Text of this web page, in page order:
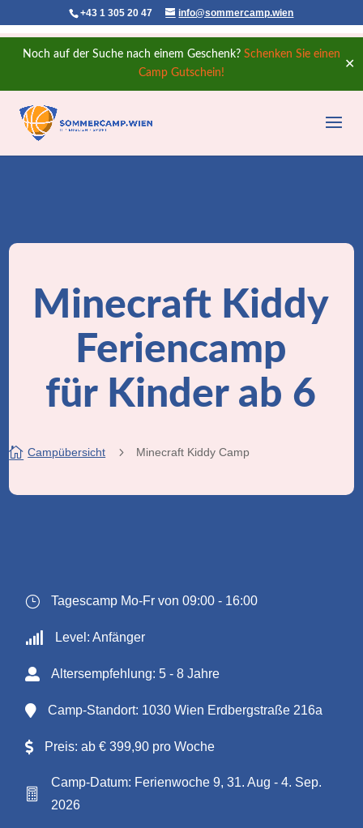
+43 1 305 20 47 info@sommercamp.wien
Noch auf der Suche nach einem Geschenk? Schenken Sie einen
Camp Gutschein!
✕
Minecraft Kiddy
Feriencamp
für Kinder ab 6
 Campübersicht 5 Minecraft Kiddy Camp
} Tagescamp Mo-Fr von 09:00 - 16:00
 Level: Anfänger
 Altersempfehlung: 5 - 8 Jahre
 Camp-Standort: 1030 Wien Erdbergstraße 216a
 Preis: ab € 399,90 pro Woche

Camp-Datum: Ferienwoche 9, 31. Aug - 4. Sep.
2026